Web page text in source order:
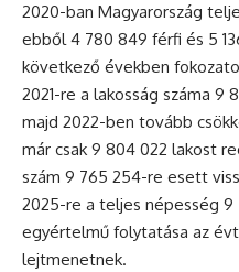
2020-ban Magyarország
ebből 4 780 849 férfi és 5
következő években
2021-re a lakosság száma
majd 2022-ben tovább
már csak 9 804 022 lakost
szám 9 765 254-re esett
2025-re a teljes népesség 9
egyértelmű folytatása az
lejtmenetnek.